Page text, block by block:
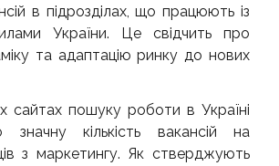
в підрозділах, що працюють із
України. Це свідчить про
та адаптацію ринку до нових
сайтах пошуку роботи в Україні
значну кількість вакансій на
з маркетингу. Як стверджують